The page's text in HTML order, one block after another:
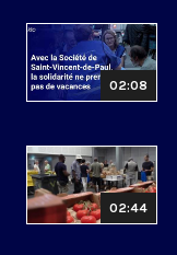
02:08
02:44